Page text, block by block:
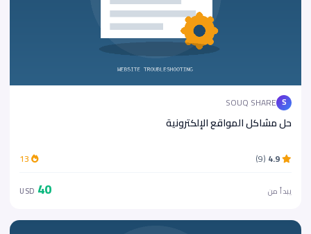
S
SOUQ SHARE
حل مشاكل المواقع الإلكترونية
4.9
(9)
يبدأ من 40
USD